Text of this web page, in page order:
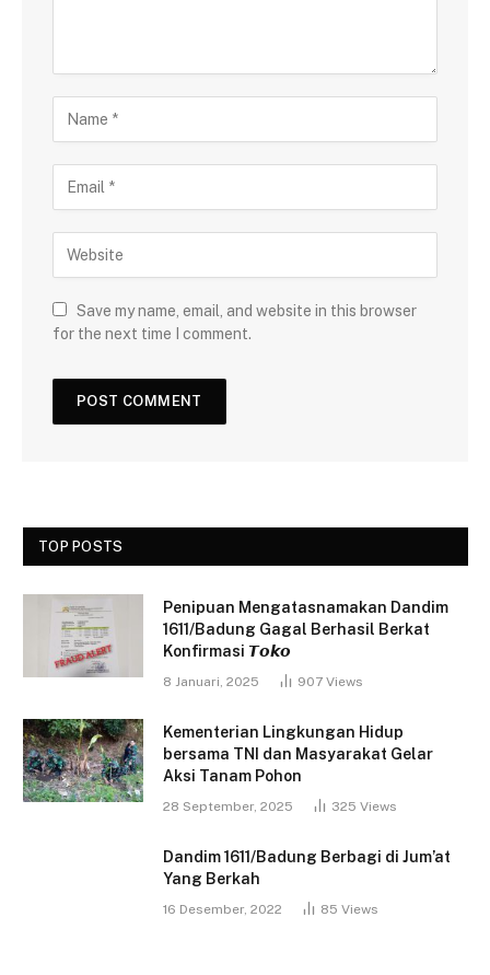
Save my name, email, and website in this browser
for the next time I comment.
TOP POSTS
Penipuan Mengatasnamakan Dandim
1611/Badung Gagal Berhasil Berkat
Konfirmasi 𝙏𝙤𝙠𝙤
8 Januari, 2025 907 Views
Kementerian Lingkungan Hidup
bersama TNI dan Masyarakat Gelar
Aksi Tanam Pohon
28 September, 2025 325 Views
Dandim 1611/Badung Berbagi di Jum’at
Yang Berkah
16 Desember, 2022 85 Views